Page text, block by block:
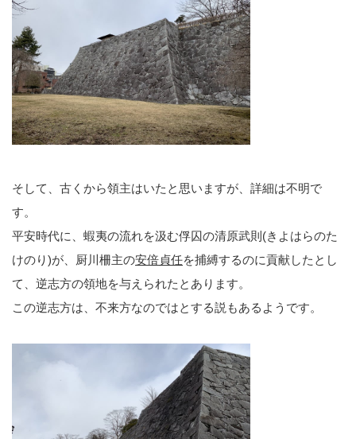
そして、古くから領主はいたと思いますが、詳細は不明で
す。
平安時代に、蝦夷の流れを汲む俘囚の清原武則(きよはらのた
けのり)が、厨川柵主の安倍貞任を捕縛するのに貢献したとし
て、逆志方の領地を与えられたとあります。
この逆志方は、不来方なのではとする説もあるようです。